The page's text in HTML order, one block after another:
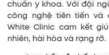
chuẩn y khoa. Với đội
công nghệ tiên tiến và
White Clinic cam kết
nhiên, hài hòa và rạng rỡ.